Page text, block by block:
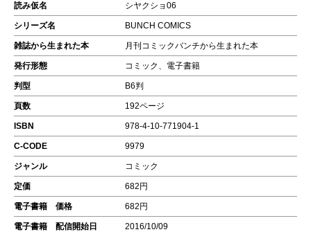
読み仮名 シヤクショ06
シリーズ名 BUNCH COMICS
雑誌から生まれた本 月刊コミックバンチから生まれた本
発行形態 コミック、電子書籍
判型 B6判
頁数 192ページ
ISBN 978-4-10-771904-1
C-CODE 9979
ジャンル コミック
定価 682円
電子書籍 価格 682円
電子書籍 配信開始日 2016/10/09